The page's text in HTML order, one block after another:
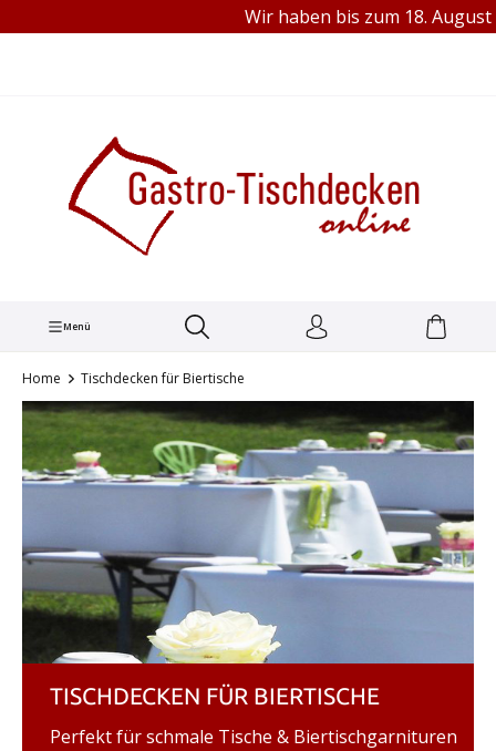
TEL.: +49 (0) 251 1445680
Wir haben bis zum 18. August
Menü
Home Tischdecken für Biertische
TISCHDECKEN FÜR BIERTISCHE
Perfekt für schmale Tische & Biertischgarnituren